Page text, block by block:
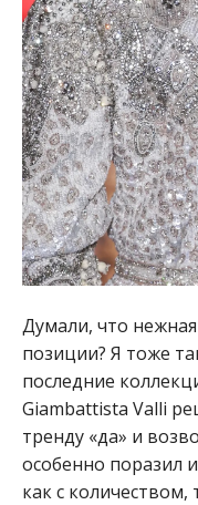
Думали, что нежная
позиции? Я тоже
последние
Giambattista Valli
тренду «да» и
особенно поразил
как с количеством,